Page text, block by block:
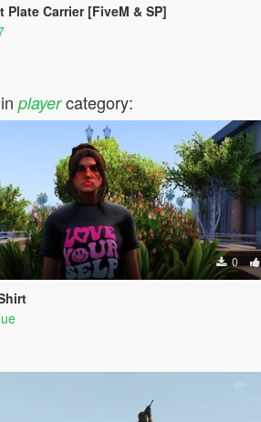
Plate Carrier [FiveM & SP]
playercategory:
0